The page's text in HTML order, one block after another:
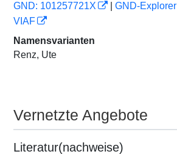
GND: 101257721X
GND-Explorer
VIAF
Namensvarianten
Renz, Ute
Vernetzte Angebote
Literatur(nachweise)